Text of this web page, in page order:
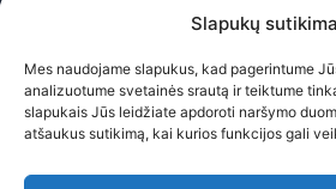
Slapukų
Mes naudojame slapukus, kad pagerintume
analizuotume svetainės srautą ir teiktume
slapukais Jūs leidžiate apdoroti naršymo
atšaukus sutikimą, kai kurios funkcijos gali
Privatumo politika | Prekių